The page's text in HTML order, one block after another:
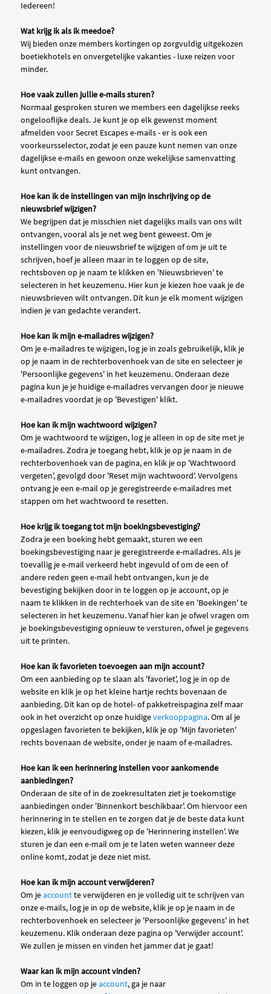
Iedereen!
Wat krijg ik als ik meedoe?
Wij bieden onze members kortingen op zorgvuldig uitgekozen
boetiekhotels en onvergetelijke vakanties - luxe reizen voor
minder.
Hoe vaak zullen jullie e-mails sturen?
Normaal gesproken sturen we members een dagelijkse reeks
ongelooflijke deals. Je kunt je op elk gewenst moment
afmelden voor Secret Escapes e-mails - er is ook een
voorkeursselector, zodat je een pauze kunt nemen van onze
dagelijkse e-mails en gewoon onze wekelijkse samenvatting
kunt ontvangen.
Hoe kan ik de instellingen van mijn inschrijving op de
nieuwsbrief wijzigen?
We begrijpen dat je misschien niet dagelijks mails van ons wilt
ontvangen, vooral als je net weg bent geweest. Om je
instellingen voor de nieuwsbrief te wijzigen of om je uit te
schrijven, hoef je alleen maar in te loggen op de site,
rechtsboven op je naam te klikken en 'Nieuwsbrieven' te
selecteren in het keuzemenu. Hier kun je kiezen hoe vaak je de
nieuwsbrieven wilt ontvangen. Dit kun je elk moment wijzigen
indien je van gedachte verandert.
Hoe kan ik mijn e-mailadres wijzigen?
Om je e-mailadres te wijzigen, log je in zoals gebruikelijk, klik je
op je naam in de rechterbovenhoek van de site en selecteer je
'Persoonlijke gegevens' in het keuzemenu. Onderaan deze
pagina kun je je huidige e-mailadres vervangen door je nieuwe
e-mailadres voordat je op 'Bevestigen' klikt.
Hoe kan ik mijn wachtwoord wijzigen?
Om je wachtwoord te wijzigen, log je alleen in op de site met je
e-mailadres. Zodra je toegang hebt, klik je op je naam in de
rechterbovenhoek van de pagina, en klik je op 'Wachtwoord
vergeten', gevolgd door 'Reset mijn wachtwoord'. Vervolgens
ontvang je een e-mail op je geregistreerde e-mailadres met
stappen om het wachtwoord te resetten.
Hoe krijg ik toegang tot mijn boekingsbevestiging?
Zodra je een boeking hebt gemaakt, sturen we een
boekingsbevestiging naar je geregistreerde e-mailadres. Als je
toevallig je e-mail verkeerd hebt ingevuld of om de een of
andere reden geen e-mail hebt ontvangen, kun je de
bevestiging bekijken door in te loggen op je account, op je
naam te klikken in de rechterhoek van de site en 'Boekingen' te
selecteren in het keuzemenu. Vanaf hier kan je ofwel vragen om
je boekingsbevestiging opnieuw te versturen, ofwel je gegevens
uit te printen.
Hoe kan ik favorieten toevoegen aan mijn account?
Om een aanbieding op te slaan als 'favoriet', log je in op de
website en klik je op het kleine hartje rechts bovenaan de
aanbieding. Dit kan op de hotel- of pakketreispagina zelf maar
ook in het overzicht op onze huidigeverkooppagina. Om al je
opgeslagen favorieten te bekijken, klik je op 'Mijn favorieten'
rechts bovenaan de website, onder je naam of e-mailadres.
Hoe kan ik een herinnering instellen voor aankomende
aanbiedingen?
Onderaan de site of in de zoekresultaten ziet je toekomstige
aanbiedingen onder 'Binnenkort beschikbaar'. Om hiervoor een
herinnering in te stellen en te zorgen dat je de beste data kunt
kiezen, klik je eenvoudigweg op de 'Herinnering instellen'. We
sturen je dan een e-mail om je te laten weten wanneer deze
online komt, zodat je deze niet mist.
Hoe kan ik mijn account verwijderen?
Om jeaccountte verwijderen en je volledig uit te schrijven van
onze e-mails, log je in op de website, klik je op je naam in de
rechterbovenhoek en selecteer je 'Persoonlijke gegevens' in het
keuzemenu. Klik onderaan deze pagina op 'Verwijder account'.
We zullen je missen en vinden het jammer dat je gaat!
Waar kan ik mijn account vinden?
Om in te loggen op jeaccount, ga je naar